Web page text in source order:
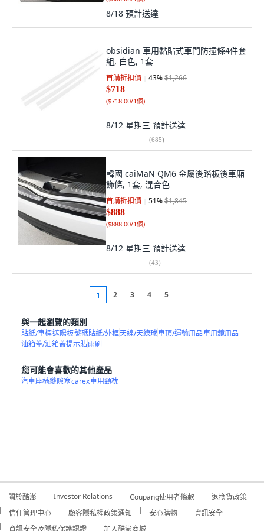
8/18 預計送達
obsidian 車用黏貼式車門防撞條4件套
組, 白色, 1套
首購折扣價 43%$1,266
$718
($718.00/1個)
8/12 星期三 預計送達
(685)
韓國 caiMaN QM6 金屬後踏板後車廂
飾條, 1套, 混合色
首購折扣價 51%$1,845
$888
($888.00/1個)
8/12 星期三 預計送達
(43)
1 2 3 4 5
與一起瀏覽的類別
貼紙/車標遮陽板號碼貼紙/外框天線/天線球車頂/運輸用品車用鏡用品
油箱蓋/油箱蓋提示貼雨刷
您可能會喜歡的其他產品
汽車座椅縫隙塞carex車用頸枕
關於酷澎 Investor Relations Coupang使用者條款
退換貨政策
信任管理中心
顧客隱私權政策通知 安心購物
資訊安全
資訊安全及隱私保護認證
加入酷澎商城